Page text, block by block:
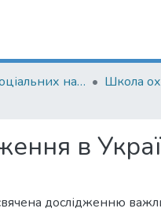
Факультет соціальних наук і соціальних технологій Школа
в
дослідженню